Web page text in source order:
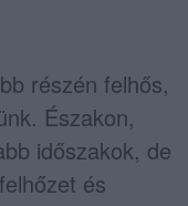
részén felhős,
Északon,
időszakok, de
és